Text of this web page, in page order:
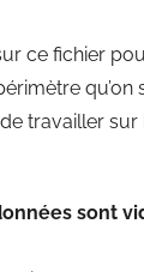
ce fichier
qu’on
travailler
sont